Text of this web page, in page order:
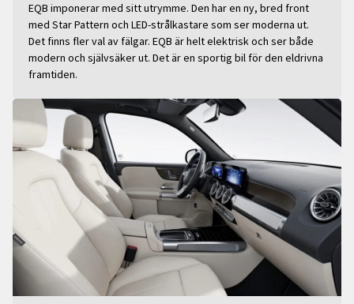
EQB imponerar med sitt utrymme. Den har en ny, bred front
med Star Pattern och LED-strålkastare som ser moderna ut.
Det finns fler val av fälgar. EQB är helt elektrisk och ser både
modern och självsäker ut. Det är en sportig bil för den eldrivna
framtiden.